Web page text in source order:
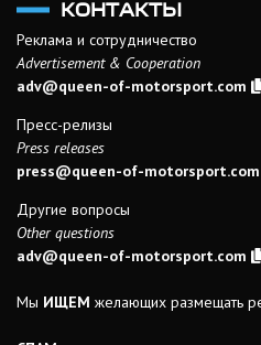
КОНТАКТЫ
Реклама и сотрудничество
Advertisement & Cooperation
adv@queen-of-motorsport.com
Пресс-релизы
Press releases
press@queen-of-motorsport.com
Другие вопросы
Other questions
adv@queen-of-motorsport.com
Мы ИЩЕМ желающих размещать